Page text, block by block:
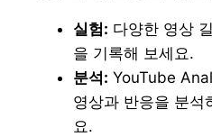
실험: 다양한 영상
을 기록해 보세요.
분석: YouTube
영상과 반응을 분석
요.